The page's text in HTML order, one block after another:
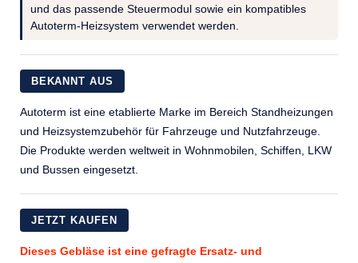
und das passende Steuermodul sowie ein kompatibles
Autoterm-Heizsystem verwendet werden.
BEKANNT AUS
Autoterm ist eine etablierte Marke im Bereich Standheizungen
und Heizsystemzubehör für Fahrzeuge und Nutzfahrzeuge.
Die Produkte werden weltweit in Wohnmobilen, Schiffen, LKW
und Bussen eingesetzt.
JETZT KAUFEN
Dieses Gebläse ist eine gefragte Ersatz- und